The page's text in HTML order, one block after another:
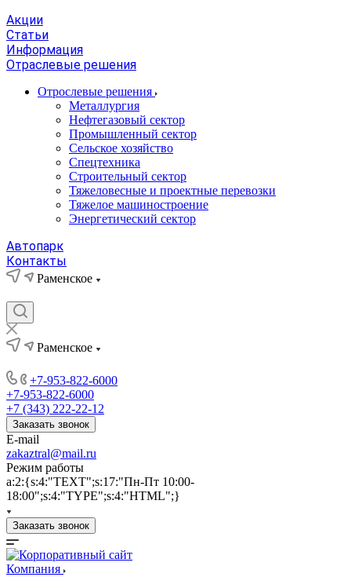
Акции
Статьи
Информация
Отраслевые решения
Отрослевые решения
Металлургия
Нефтегазовый сектор
Промышленный сектор
Сельское хозяйство
Спецтехника
Строительный сектор
Тяжеловесные и проектные перевозки
Тяжелое машиностроение
Энергетический сектор
Автопарк
Контакты
Раменское
Раменское
+7-953-822-6000
+7-953-822-6000
+7 (343) 222-22-12
Заказать звонок
E-mail
zakaztral@mail.ru
Режим работы
a:2:{s:4:"TEXT";s:17:"Пн-Пт 10:00-
18:00";s:4:"TYPE";s:4:"HTML";}
Заказать звонок
Компания